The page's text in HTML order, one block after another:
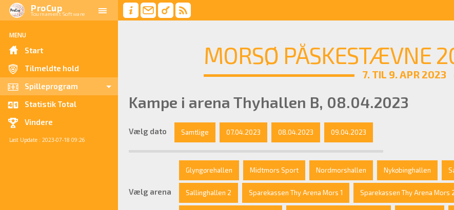
ProCup
Tournament Software
MENU
Start
Tilmeldte hold
Spilleprogram
Statistik Total
Vindere
Last Update : 2023-07-18 09:26
MORSØ PÅSKESTÆVNE
7. TIL 9. APR 2023
Kampe i arena Thyhallen B, 08.04.2023
Vælg dato Samtlige 07.04.2023 08.04.2023 09.04.2023
Vælg arena
Glyngørehallen Midtmors Sport Nordmorshallen Nykøbinghallen
Sallinghallen 2 Sparekassen Thy Arena Mors 1 Sparekassen Thy Arena Mors